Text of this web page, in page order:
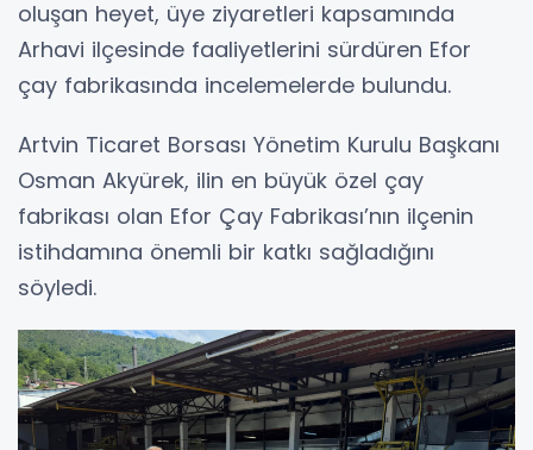
oluşan heyet, üye ziyaretleri kapsamında
Arhavi ilçesinde faaliyetlerini sürdüren Efor
çay fabrikasında incelemelerde bulundu.
Artvin Ticaret Borsası Yönetim Kurulu Başkanı
Osman Akyürek, ilin en büyük özel çay
fabrikası olan Efor Çay Fabrikası’nın ilçenin
istihdamına önemli bir katkı sağladığını
söyledi.